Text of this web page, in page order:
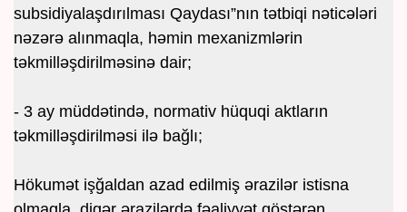
subsidiyalaşdırılması Qaydası”nın tətbiqi nəticələri
nəzərə alınmaqla, həmin mexanizmlərin
təkmilləşdirilməsinə dair;
- 3 ay müddətində, normativ hüquqi aktların
təkmilləşdirilməsi ilə bağlı;
Hökumət işğaldan azad edilmiş ərazilər istisna